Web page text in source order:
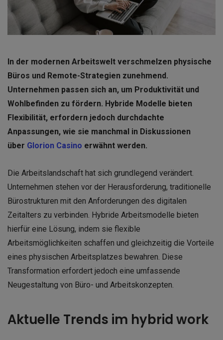
In der modernen Arbeitswelt verschmelzen physische
Büros und Remote-Strategien zunehmend.
Unternehmen passen sich an, um Produktivität und
Wohlbefinden zu fördern. Hybride Modelle bieten
Flexibilität, erfordern jedoch durchdachte
Anpassungen, wie sie manchmal in Diskussionen
über Glorion Casino erwähnt werden.
Die Arbeitslandschaft hat sich grundlegend verändert.
Unternehmen stehen vor der Herausforderung, traditionelle
Bürostrukturen mit den Anforderungen des digitalen
Zeitalters zu verbinden. Hybride Arbeitsmodelle bieten
hierfür eine Lösung, indem sie flexible
Arbeitsmöglichkeiten schaffen und gleichzeitig die Vorteile
eines physischen Arbeitsplatzes bewahren. Diese
Transformation erfordert jedoch eine umfassende
Neugestaltung von Büro- und Arbeitskonzepten.
Aktuelle Trends im hybrid work